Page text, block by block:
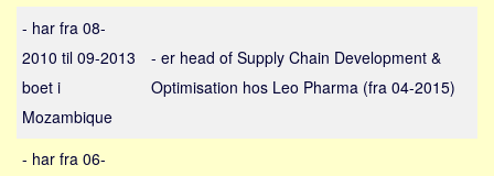
Norge
Thailand
Grækenland
USA
- har fra 08-
2010 til 09-2013
boet i
Mozambique
- er head of Supply Chain Development &
Optimisation hos Leo Pharma (fra 04-2015)
- har fra 06-